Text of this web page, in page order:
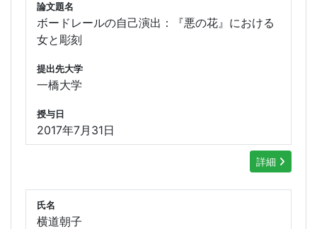
論文題名
ボードレールの自己演出：『悪の花』における
女と彫刻
提出先大学
一橋大学
授与日
2017年7月31日
詳細
氏名
横道朝子